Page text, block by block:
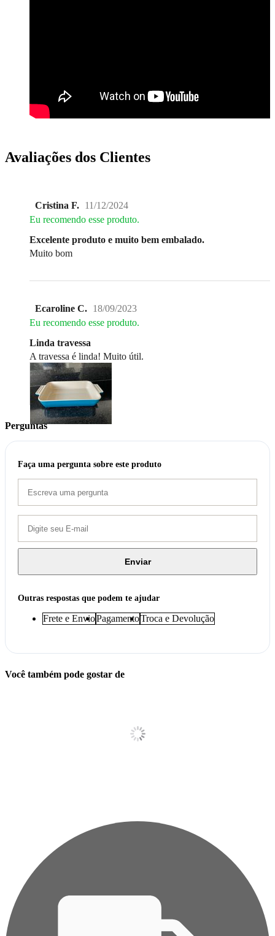
Avaliações dos Clientes
Cristina F. 11/12/2024
Eu recomendo esse produto.
Excelente produto e muito bem embalado.
Muito bom
Ecaroline C. 18/09/2023
Eu recomendo esse produto.
Linda travessa
A travessa é linda! Muito útil.
Perguntas
Faça uma pergunta sobre este produto
Enviar
Outras respostas que podem te ajudar
Frete e EnvioPagamentoTroca e Devolução
Você também pode gostar de